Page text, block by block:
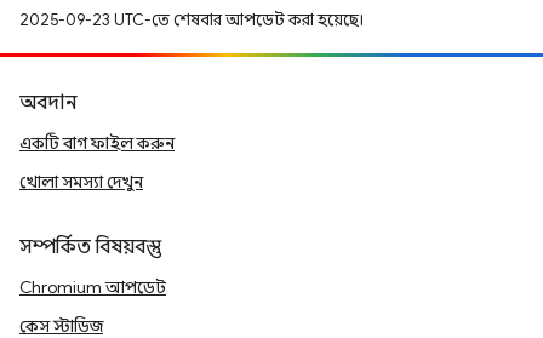
2025-09-23 UTC-তে শেষবার আপডেট করা হয়েছে।
অবদান
একটি বাগ ফাইল করুন
খোলা সমস্যা দেখুন
সম্পর্কিত বিষয়বস্তু
Chromium আপডেট
কেস স্টাডিজ